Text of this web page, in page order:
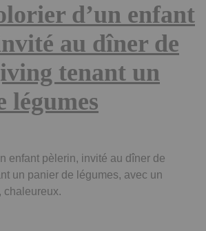
d’un enfant
au dîner de
tenant un
légumes
enfant pèlerin, invité au dîner de
un panier de légumes, avec un
chaleureux.